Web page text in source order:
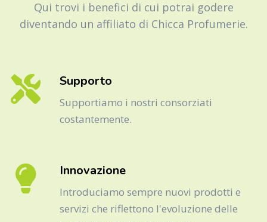
Qui trovi i benefici di cui potrai godere
diventando un affiliato di Chicca Profumerie.
Supporto
Supportiamo i nostri consorziati
costantemente.
Innovazione
Introduciamo sempre nuovi prodotti e
servizi che riflettono l'evoluzione delle